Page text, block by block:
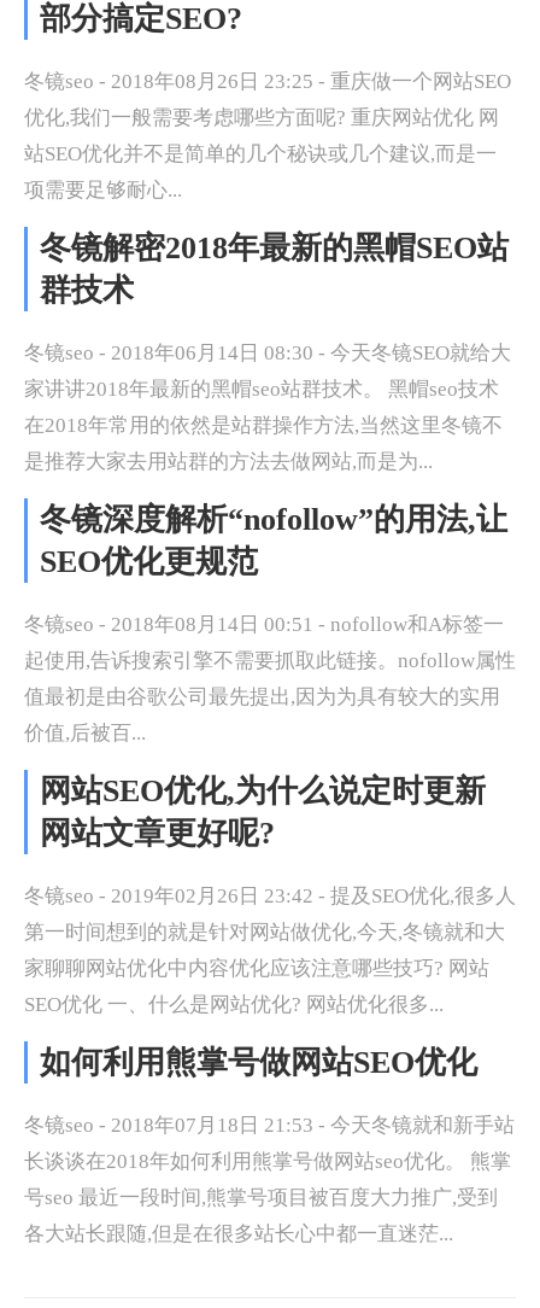
部分搞定SEO?
冬镜seo - 2018年08月26日 23:25 - 重庆做一个网站SEO
优化,我们一般需要考虑哪些方面呢? 重庆网站优化 网
站SEO优化并不是简单的几个秘诀或几个建议,而是一
项需要足够耐心...
冬镜解密2018年最新的黑帽SEO站
群技术
冬镜seo - 2018年06月14日 08:30 - 今天冬镜SEO就给大
家讲讲2018年最新的黑帽seo站群技术。 黑帽seo技术
在2018年常用的依然是站群操作方法,当然这里冬镜不
是推荐大家去用站群的方法去做网站,而是为...
冬镜深度解析“nofollow”的用法,让
SEO优化更规范
冬镜seo - 2018年08月14日 00:51 - nofollow和A标签一
起使用,告诉搜索引擎不需要抓取此链接。nofollow属性
值最初是由谷歌公司最先提出,因为为具有较大的实用
价值,后被百...
网站SEO优化,为什么说定时更新
网站文章更好呢?
冬镜seo - 2019年02月26日 23:42 - 提及SEO优化,很多人
第一时间想到的就是针对网站做优化,今天,冬镜就和大
家聊聊网站优化中内容优化应该注意哪些技巧? 网站
SEO优化 一、什么是网站优化? 网站优化很多...
如何利用熊掌号做网站SEO优化
冬镜seo - 2018年07月18日 21:53 - 今天冬镜就和新手站
长谈谈在2018年如何利用熊掌号做网站seo优化。 熊掌
号seo 最近一段时间,熊掌号项目被百度大力推广,受到
各大站长跟随,但是在很多站长心中都一直迷茫...